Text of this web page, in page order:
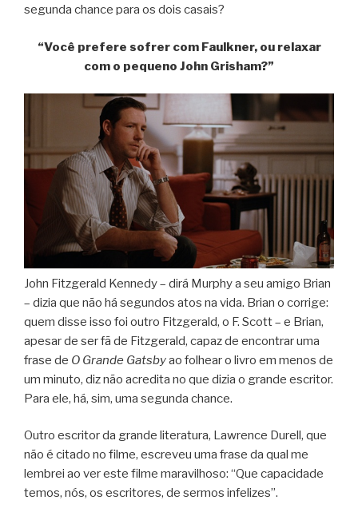
segunda chance para os dois casais?
“Você prefere sofrer com Faulkner, ou relaxar
com o pequeno John Grisham?”
John Fitzgerald Kennedy – dirá Murphy a seu amigo Brian
– dizia que não há segundos atos na vida. Brian o corrige:
quem disse isso foi outro Fitzgerald, o F. Scott – e Brian,
apesar de ser fã de Fitzgerald, capaz de encontrar uma
frase de O Grande Gatsbyao folhear o livro em menos de
um minuto, diz não acredita no que dizia o grande escritor.
Para ele, há, sim, uma segunda chance.
Outro escritor da grande literatura, Lawrence Durell, que
não é citado no filme, escreveu uma frase da qual me
lembrei ao ver este filme maravilhoso: “Que capacidade
temos, nós, os escritores, de sermos infelizes”.